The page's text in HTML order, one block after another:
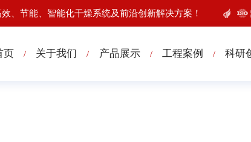
、节能、智能化干燥系统及前沿创新解决方案！
页 / 关于我们 / 产品展示 / 工程案例 / 科研